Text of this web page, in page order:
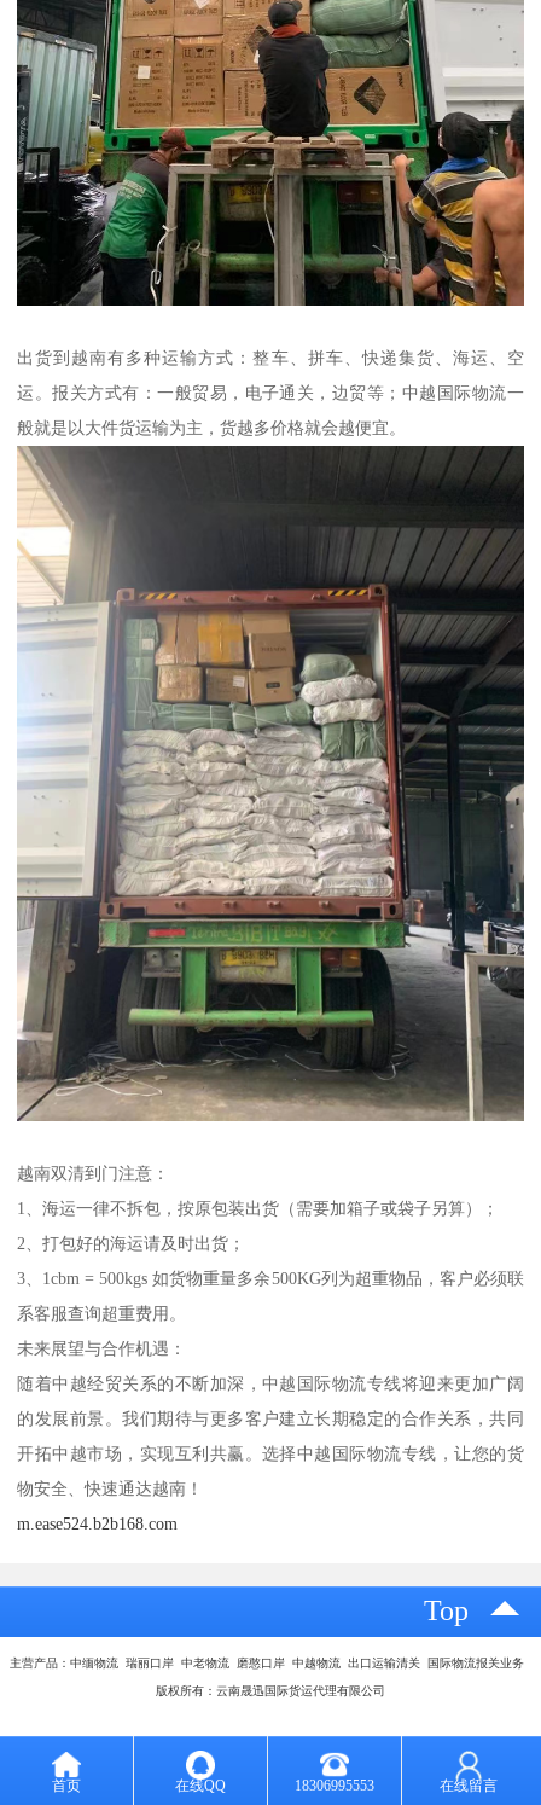
出货到越南有多种运输方式：整车、拼车、快递集货、海运、空
运。报关方式有：一般贸易，电子通关，边贸等；中越国际物流一
般就是以大件货运输为主，货越多价格就会越便宜。
越南双清到门注意：
1、海运一律不拆包，按原包装出货（需要加箱子或袋子另算）；
2、打包好的海运请及时出货；
3、1cbm = 500kgs 如货物重量多余500KG列为超重物品，客户必须联
系客服查询超重费用。
未来展望与合作机遇：
随着中越经贸关系的不断加深，中越国际物流专线将迎来更加广阔
的发展前景。我们期待与更多客户建立长期稳定的合作关系，共同
开拓中越市场，实现互利共赢。选择中越国际物流专线，让您的货
物安全、快速通达越南！
m.ease524.b2b168.com
Top
主营产品：中缅物流 瑞丽口岸 中老物流 磨憨口岸 中越物流 出口运输清关 国际物流报关业务
版权所有：云南晟迅国际货运代理有限公司
首页 在线QQ 18306995553 在线留言